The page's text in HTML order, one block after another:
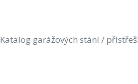
Katalog garážových stání /